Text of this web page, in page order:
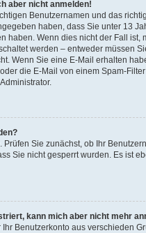
aber nicht anmelden!
Benutzernamen und das
haben, dass Sie unter 13
haben. Wenn dies nicht der Fall
werden – entweder müssen
Wenn Sie eine E-Mail erhalten
die E-Mail von einem Spam-
Prüfen Sie zunächst, ob Ihr
Sie nicht gesperrt wurden. Es ist
kann mich aber nicht mehr
Ihr Benutzerkonto aus verschieden